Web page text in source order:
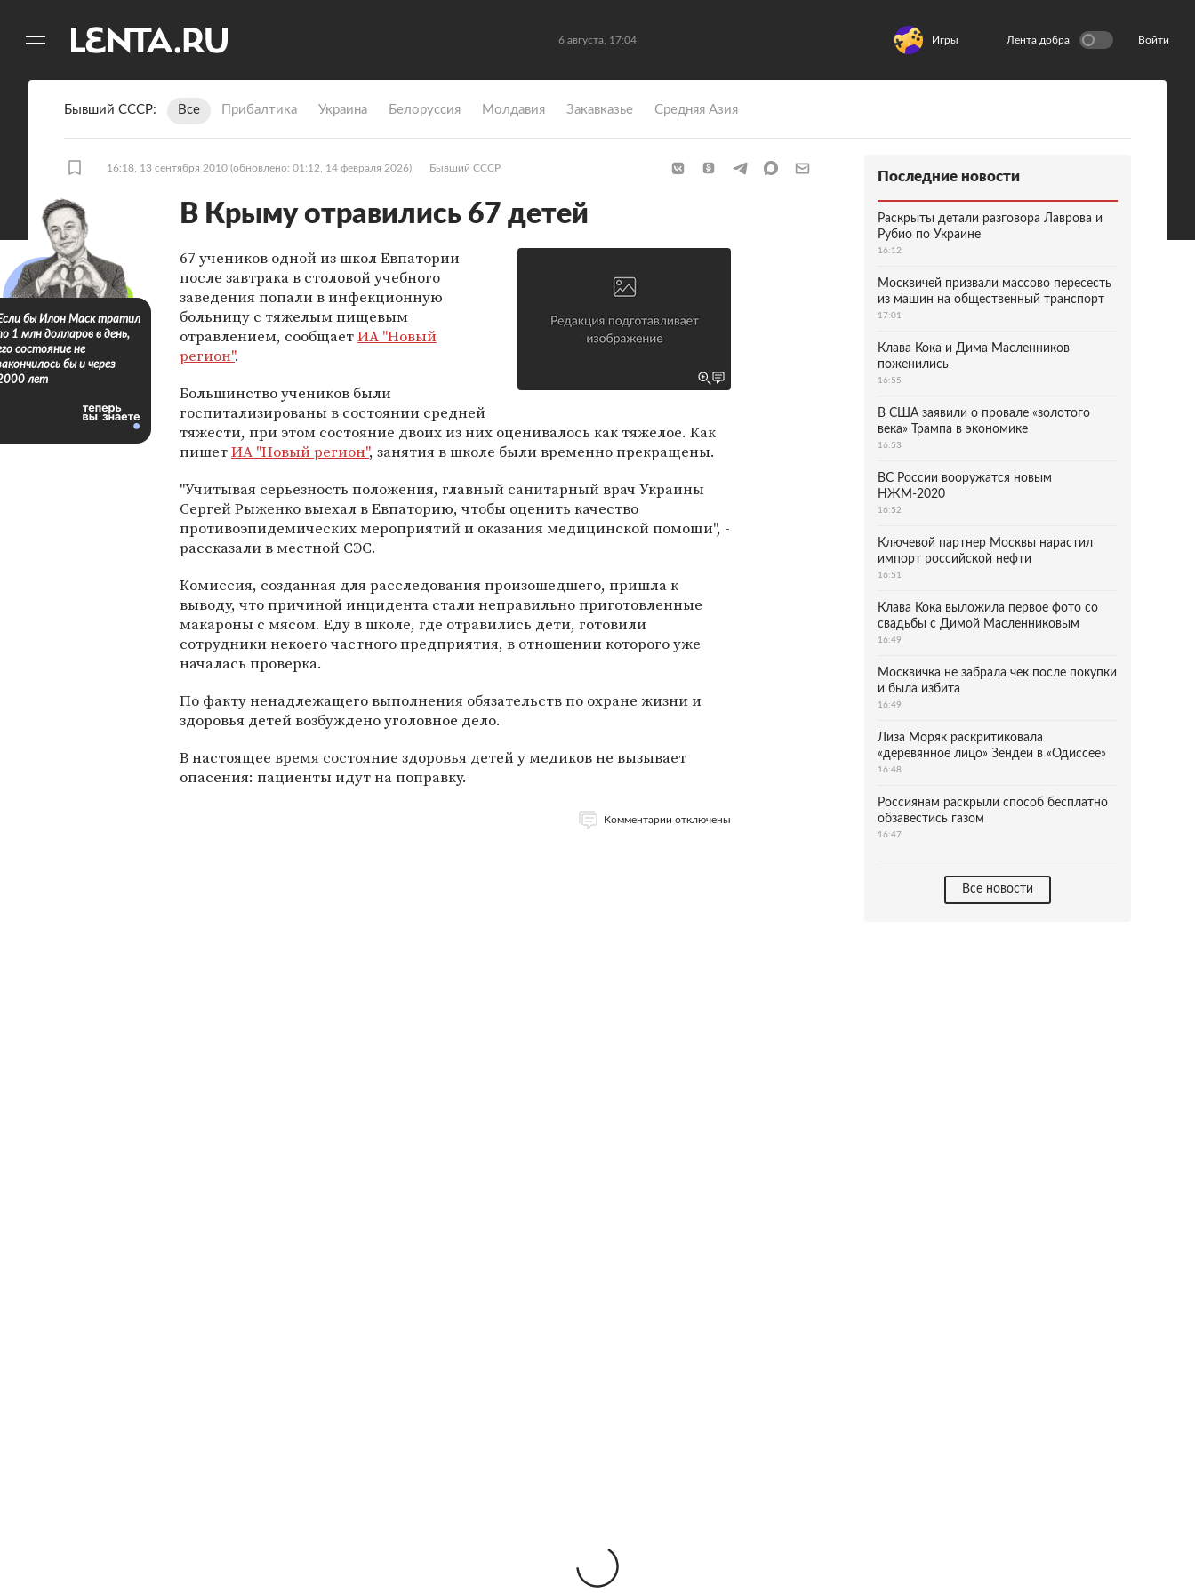
6 августа, 17:04 Игры Лента добра Войти
Бывший СССР Все Прибалтика Украина Белоруссия Молдавия Закавказье Средняя Азия
16:18, 13 сентября 2010 (обновлено: 01:12, 14 февраля 2026) Бывший СССР
В Крыму отравились 67 детей
67 учеников одной из школ Евпатории
после завтрака в столовой учебного
заведения попали в инфекционную
больницу с тяжелым пищевым
отравлением, сообщаетИА "Новый
регион".
Большинство учеников были
госпитализированы в состоянии средней
тяжести, при этом состояние двоих из них оценивалось как тяжелое. Как
пишетИА "Новый регион", занятия в школе были временно прекращены.
"Учитывая серьезность положения, главный санитарный врач Украины
Сергей Рыженко выехал в Евпаторию, чтобы оценить качество
противоэпидемических мероприятий и оказания медицинской помощи", -
рассказали в местной СЭС.
Комиссия, созданная для расследования произошедшего, пришла к
выводу, что причиной инцидента стали неправильно приготовленные
макароны с мясом. Еду в школе, где отравились дети, готовили
сотрудники некоего частного предприятия, в отношении которого уже
началась проверка.
По факту ненадлежащего выполнения обязательств по охране жизни и
здоровья детей возбуждено уголовное дело.
В настоящее время состояние здоровья детей у медиков не вызывает
опасения: пациенты идут на поправку.
Комментарии отключены
бы Илон Маск тратил
1 млн долларов в день,
состояние не
бы и через
лет
Последние новости
Раскрыты детали разговора Лаврова и
Рубио по Украине
16:12
Москвичей призвали массово пересесть
из машин на общественный транспорт
17:01
Клава Кока и Дима Масленников
поженились
16:55
В США заявили о провале «золотого
века» Трампа в экономике
16:53
ВС России вооружатся новым
НЖМ-2020
16:52
Ключевой партнер Москвы нарастил
импорт российской нефти
16:51
Клава Кока выложила первое фото со
свадьбы с Димой Масленниковым
16:49
Москвичка не забрала чек после покупки
и была избита
16:49
Лиза Моряк раскритиковала
«деревянное лицо» Зендеи в «Одиссее»
16:48
Россиянам раскрыли способ бесплатно
обзавестись газом
16:47
Все новости